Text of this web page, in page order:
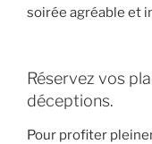
soirée agréable et
Réservez vos
déceptions.
Pour profiter